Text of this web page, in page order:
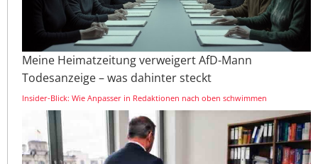
Meine Heimatzeitung verweigert AfD-Mann
Todesanzeige – was dahinter steckt
Insider-Blick: Wie Anpasser in Redaktionen nach oben schwimmen